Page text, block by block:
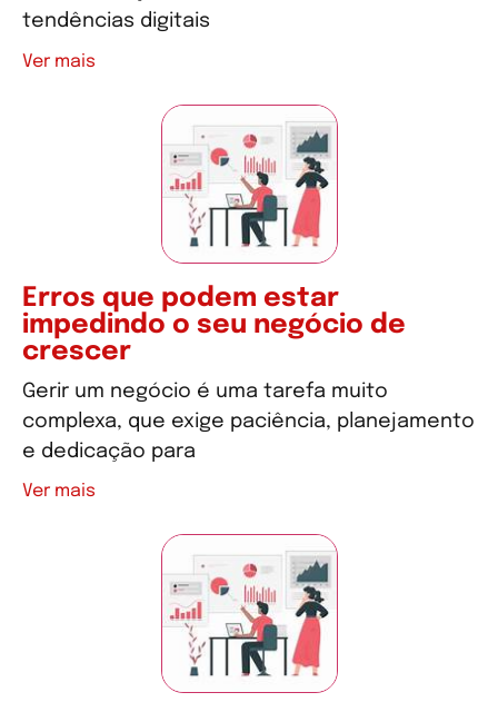
tendências digitais
Ver mais
Erros que podem estar
impedindo o seu negócio de
crescer
Gerir um negócio é uma tarefa muito
complexa, que exige paciência, planejamento
e dedicação para
Ver mais